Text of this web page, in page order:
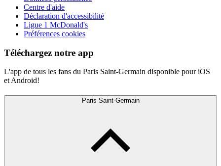
Centre d'aide
Déclaration d'accessibilité
Ligue 1 McDonald's
Préférences cookies
Téléchargez notre app
L'app de tous les fans du Paris Saint-Germain disponible pour iOS
et Android!
Paris Saint-Germain